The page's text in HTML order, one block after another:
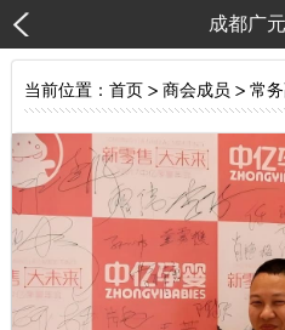
成都广
当前位置： 首页 > 商会成员 > 常